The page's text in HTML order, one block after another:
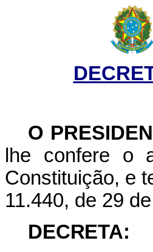
O
lhe confere o
Constituição, e
11.440, de 29
DECRETA: